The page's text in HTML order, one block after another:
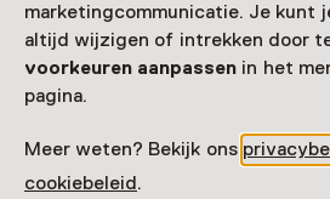
marketingcommunicatie. Je kunt
altijd wijzigen of intrekken door
voorkeuren aanpassen in het
pagina.
Meer weten? Bekijk ons
cookiebeleid.